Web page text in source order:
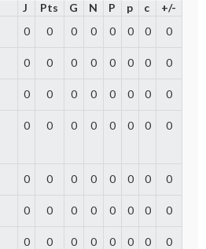
J Pts G N P p c
+/-
0 0 0 0 0 0 0 0
0 0 0 0 0 0 0 0
0 0 0 0 0 0 0 0
0 0 0 0 0 0 0 0
0 0 0 0 0 0 0 0
0 0 0 0 0 0 0 0
0 0 0 0 0 0 0 0